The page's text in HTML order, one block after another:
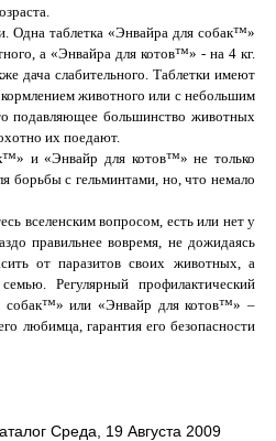
Одна таблетка «Энвайра для собак™»
а «Энвайра для котов™» - на 4 кг.
дача слабительного. Таблетки имеют
животного или с небольшим
подавляющее большинство животных
их поедают.
и «Энвайр для котов™» не только
борьбы с гельминтами, но, что немало
вселенским вопросом, есть или нет у
правильнее вовремя, не дожидаясь
от паразитов своих животных, а
Регулярный профилактический
собак™» или «Энвайр для котов™» –
любимца, гарантия его безопасности
Среда, 19 Августа 2009